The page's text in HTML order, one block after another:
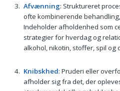
Afvænning: Struktureret
ofte kombinerende
Indeholder afholdenhed som
strategier for hverdag og
alkohol, nikotin, stoffer, spil og
Knibskhed: Pruderi eller
afholder sig fra det, der